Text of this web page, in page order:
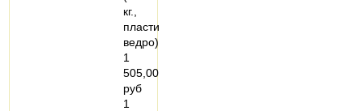
кг.,
пластиковое
ведро)
1
505,00
руб
1